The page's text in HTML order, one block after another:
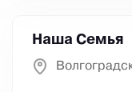
Наша Семья